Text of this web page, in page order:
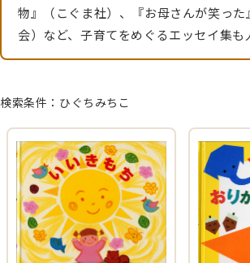
物』（こぐま社）、『お母さんが笑った
会）など、子育てをめぐるエッセイ集も
検索条件：ひぐちみちこ